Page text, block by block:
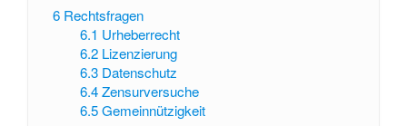
6 Rechtsfragen
6.1 Urheberrecht
6.2 Lizenzierung
6.3 Datenschutz
6.4 Zensurversuche
6.5 Gemeinnützigkeit